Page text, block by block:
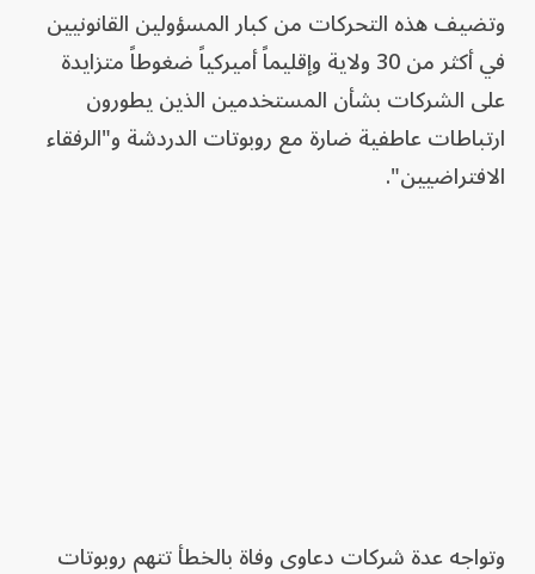
وتضيف هذه التحركات من كبار المسؤولين القانونيين
في أكثر من 30 ولاية وإقليماً أميركياً ضغوطاً متزايدة
على الشركات بشأن المستخدمين الذين يطورون
ارتباطات عاطفية ضارة مع روبوتات الدردشة و"الرفقاء
الافتراضيين".
وتواجه عدة شركات دعاوى وفاة بالخطأ تتهم روبوتات